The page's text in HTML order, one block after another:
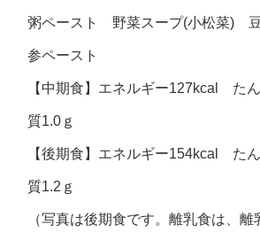
粥ペースト 野菜スープ(小松菜)
参ペースト
【中期食】エネルギー127kcal た
質1.0ｇ
【後期食】エネルギー154kcal た
質1.2ｇ
（写真は後期食です。離乳食は、離